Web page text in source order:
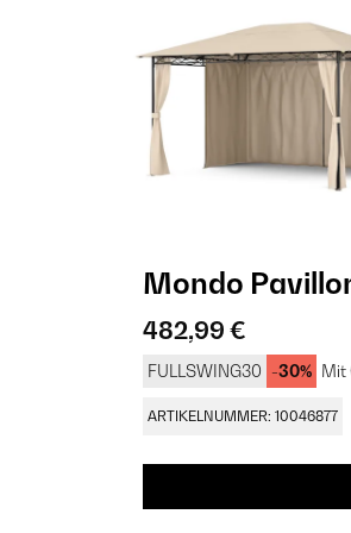
Mondo
482,99 €
FULLSWING30 -30% Mit
ARTIKELNUMMER: 10046877